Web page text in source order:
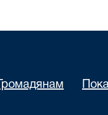
Громадянам